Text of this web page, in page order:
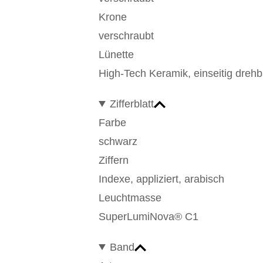
Krone
verschraubt
Lünette
High-Tech Keramik, einseitig
Zifferblatt
Farbe
schwarz
Ziffern
Indexe, appliziert, arabisch
Leuchtmasse
SuperLumiNova® C1
Band